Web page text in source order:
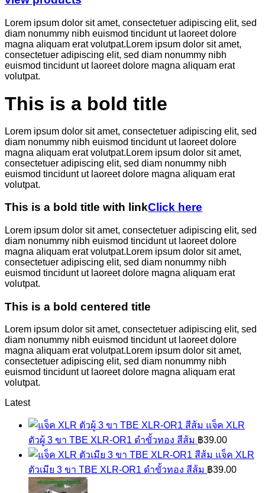
Lorem ipsum dolor sit amet, consectetuer adipiscing elit, sed
diam nonummy nibh euismod tincidunt ut laoreet dolore
magna aliquam erat volutpat.Lorem ipsum dolor sit amet,
consectetuer adipiscing elit, sed diam nonummy nibh
euismod tincidunt ut laoreet dolore magna aliquam erat
volutpat.
This is a bold title
Lorem ipsum dolor sit amet, consectetuer adipiscing elit, sed
diam nonummy nibh euismod tincidunt ut laoreet dolore
magna aliquam erat volutpat.Lorem ipsum dolor sit amet,
consectetuer adipiscing elit, sed diam nonummy nibh
euismod tincidunt ut laoreet dolore magna aliquam erat
volutpat.
This is a bold title with linkClick here
Lorem ipsum dolor sit amet, consectetuer adipiscing elit, sed
diam nonummy nibh euismod tincidunt ut laoreet dolore
magna aliquam erat volutpat.Lorem ipsum dolor sit amet,
consectetuer adipiscing elit, sed diam nonummy nibh
euismod tincidunt ut laoreet dolore magna aliquam erat
volutpat.
This is a bold centered title
Lorem ipsum dolor sit amet, consectetuer adipiscing elit, sed
diam nonummy nibh euismod tincidunt ut laoreet dolore
magna aliquam erat volutpat.Lorem ipsum dolor sit amet,
consectetuer adipiscing elit, sed diam nonummy nibh
euismod tincidunt ut laoreet dolore magna aliquam erat
volutpat.
Latest
แจ็ค XLR
ตัวผู้ 3 ขา TBE XLR-OR1 ดำขั้วทอง สีส้ม ฿39.00
แจ็ค XLR
ตัวเมีย 3 ขา TBE XLR-OR1 ดำขั้วทอง สีส้ม ฿39.00